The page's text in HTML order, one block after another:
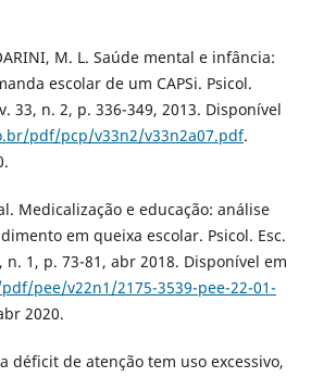
M. L. Saúde mental e infância:
escolar de um CAPSi. Psicol.
33, n. 2, p. 336-349, 2013. Disponível
pdf/pcp/v33n2/v33n2a07.pdf.
Medicalização e educação: análise
em queixa escolar. Psicol. Esc.
n. 1, p. 73-81, abr 2018. Disponível em
pee/v22n1/2175-3539-pee-22-01-
2020.
déficit de atenção tem uso excessivo,